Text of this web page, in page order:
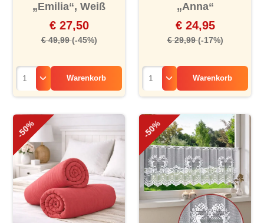
„Emilia“, Weiß
€ 27,50
€ 49,99(-45%)
Warenkorb
„Anna“
€ 24,95
€ 29,99(-17%)
Warenkorb
-50% -50%